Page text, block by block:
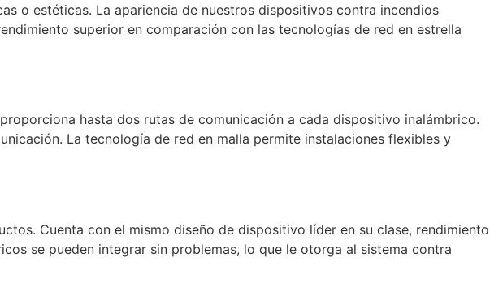
o estéticas. La apariencia de nuestros dispositivos contra incendios
superior en comparación con las tecnologías de red en estrella
hasta dos rutas de comunicación a cada dispositivo inalámbrico.
La tecnología de red en malla permite instalaciones flexibles y
Cuenta con el mismo diseño de dispositivo líder en su clase, rendimiento
se pueden integrar sin problemas, lo que le otorga al sistema contra